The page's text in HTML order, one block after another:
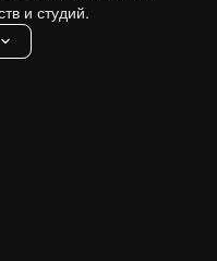
и студий.